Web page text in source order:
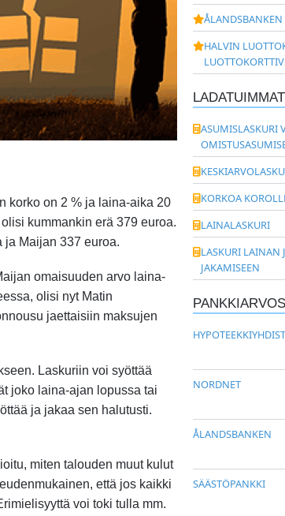
korko on 2 % ja laina-aika 20
kummankin erä 379 euroa.
ja Maijan 337 euroa.
omaisuuden arvo laina-
olisi nyt Matin
jaettaisiin maksujen
Laskuriin voi syöttää
joko laina-ajan lopussa tai
ja jakaa sen halutusti.
miten talouden muut kulut
että jos kaikki
voi toki tulla mm.
HALVIN
ASUMISLASKURI
KORKOA
LAINALASKURI
LASKURI LAINAN
JAKAMISEEN
NORDNET
ÅLANDSBANKEN
SÄÄSTÖPANKKI